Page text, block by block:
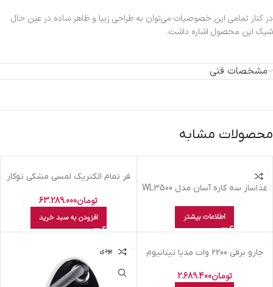
در کنار تمامی این خصوصیات می‌توان به طراحی زیبا و ظاهر ساده در عین حال
شیک این محصول اشاره داشت.
مشخصات فنی
محصولات مشابه
غذاساز سه کاره آسان مدل WL3500
اطلاعات بیشتر
فر تمام الکتريک لمسي مشکي توکار
تومان63.289.000
افزودن به سبد خرید
اتمام موجودی
جارو برقي 2200 وات مديا تيتانيوم
تومان2.689.400
اتمام موجودی